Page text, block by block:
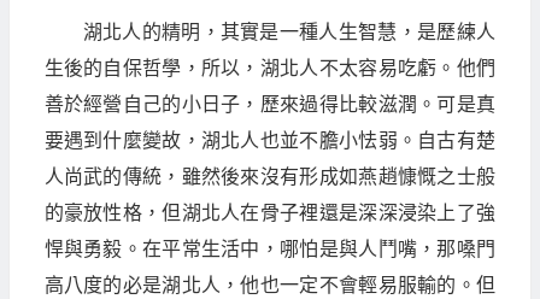
湖北人的精明，其實是一種人生智慧，是歷練人
生後的自保哲學，所以，湖北人不太容易吃虧。他們
善於經營自己的小日子，歷來過得比較滋潤。可是真
要遇到什麼變故，湖北人也並不膽小怯弱。自古有楚
人尚武的傳統，雖然後來沒有形成如燕趙慷慨之士般
的豪放性格，但湖北人在骨子裡還是深深浸染上了強
悍與勇毅。在平常生活中，哪怕是與人鬥嘴，那嗓門
高八度的必是湖北人，他也一定不會輕易服輸的。但